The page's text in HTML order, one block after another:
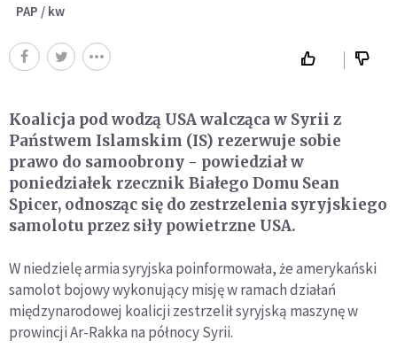
PAP / kw
Koalicja pod wodzą USA walcząca w Syrii z
Państwem Islamskim (IS) rezerwuje sobie
prawo do samoobrony - powiedział w
poniedziałek rzecznik Białego Domu Sean
Spicer, odnosząc się do zestrzelenia syryjskiego
samolotu przez siły powietrzne USA.
W niedzielę armia syryjska poinformowała, że amerykański
samolot bojowy wykonujący misję w ramach działań
międzynarodowej koalicji zestrzelił syryjską maszynę w
prowincji Ar-Rakka na północy Syrii.